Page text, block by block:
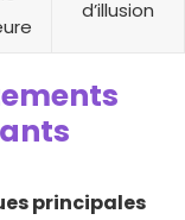
d’illusion
principales